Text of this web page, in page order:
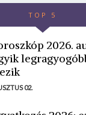
TOP 5
2026.
02.